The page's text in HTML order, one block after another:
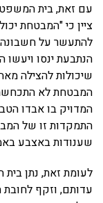
עם זאת, בית
ציין כי "המבטחת
להתעשר על
הנתבעת ינסו ויעשו
שיכולות להצילה
המבטחת לא
המדויק בו אבדו
התמקדות זו של
שענודות באצבע
לעומת זאת, נתן
עדותם, וזקף